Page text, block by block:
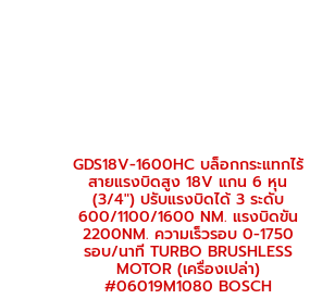
GDS18V-1600HC บล็อกกระแทกไร้
สายแรงบิดสูง 18V แกน 6 หุน
(3/4") ปรับแรงบิดได้ 3 ระดับ
600/1100/1600 NM. แรงบิดขัน
2200NM. ความเร็วรอบ 0-1750
รอบ/นาที TURBO BRUSHLESS
MOTOR (เครื่องเปล่า)
#06019M1080 BOSCH